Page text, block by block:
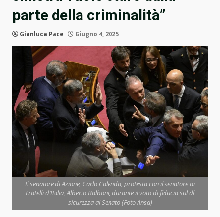
parte della criminalità”
Gianluca Pace Giugno 4, 2025
Il senatore di Azione, Carlo Calenda, protesta con il senatore di
Fratelli d’Italia, Alberto Balboni, durante il voto di fiducia sul dl
sicurezza al Senato (Foto Ansa)